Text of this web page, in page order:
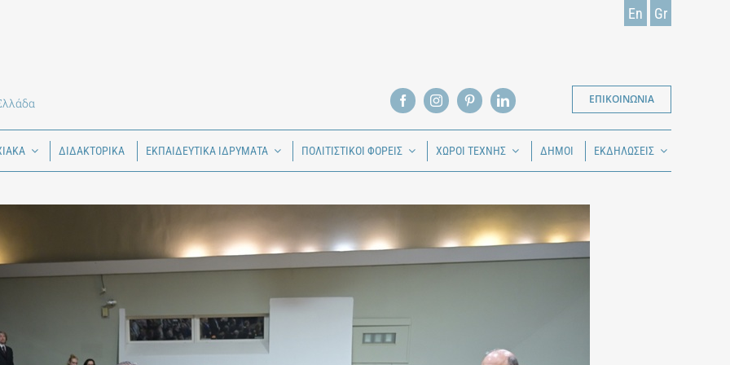
En Gr
ΕΠΙΚΟΙΝΩΝΙΑ
ΔΙΔΑΚΤΟΡΙΚΑ ΕΚΠΑΙΔΕΥΤΙΚΑ ΙΔΡΥΜΑΤΑ ΠΟΛΙΤΙΣΤΙΚΟΙ ΦΟΡΕΙΣ ΧΩΡΟΙ ΤΕΧΝΗΣ ΔΗΜΟΙ ΕΚΔΗΛΩΣΕΙΣ